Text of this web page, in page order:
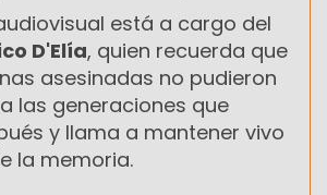
está a cargo del
D'Elía, quien recuerda que
asesinadas no pudieron
las generaciones que
y llama a mantener vivo
la memoria.